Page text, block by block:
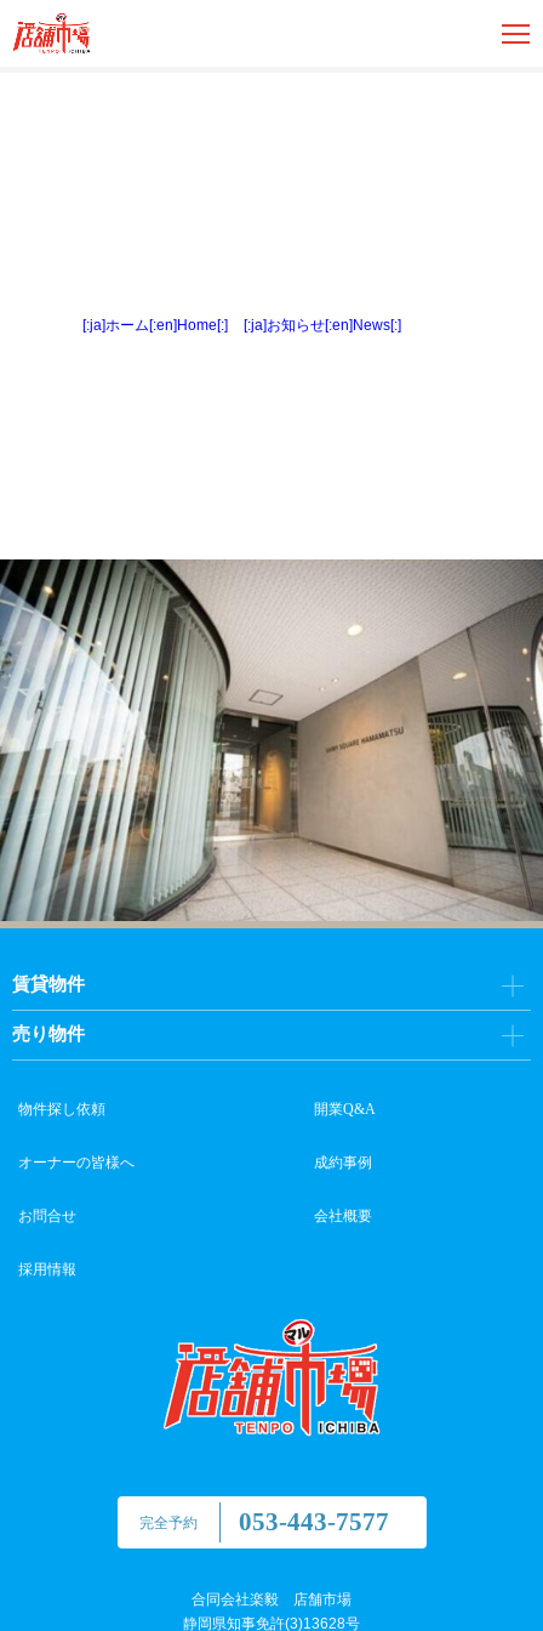
[:ja]ホーム[:en]Home[:] [:ja]お知らせ[:en]News[:]
完全予約 053-443-7577
合同会社楽毅 店舗市場
静岡県知事免許(3)13628号
賃貸物件
売り物件
物件探し依頼 開業Q&A
オーナーの皆様へ 成約事例
お問合せ 会社概要
採用情報